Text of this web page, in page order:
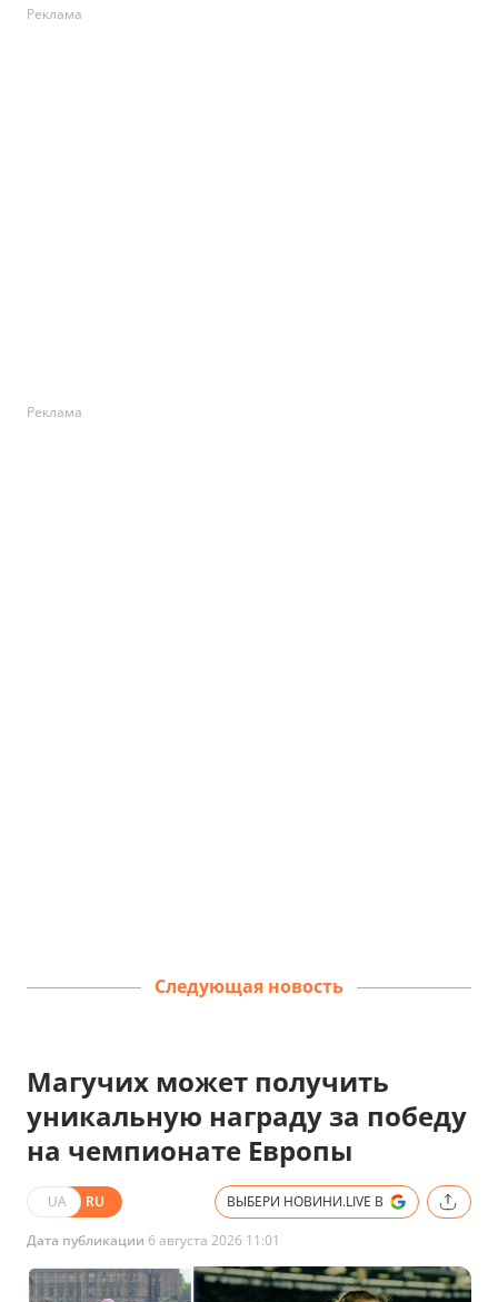
Реклама
Реклама
Следующая новость
Магучих может получить
уникальную награду за победу
на чемпионате Европы
UA RU ВЫБЕРИ НОВИНИ.LIVE В
Дата публикации 6 августа 2026 11:01